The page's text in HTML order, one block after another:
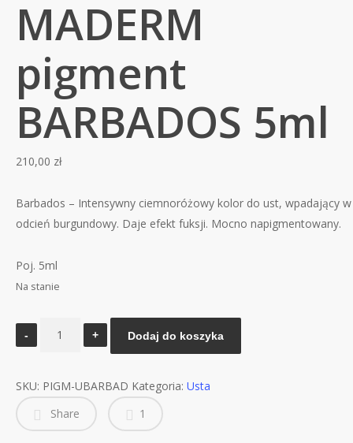
MADERM
pigment
BARBADOS 5ml
210,00 zł
Barbados – Intensywny ciemnoróżowy kolor do ust, wpadający w
odcień burgundowy. Daje efekt fuksji. Mocno napigmentowany.
Poj. 5ml
Na stanie
MADERM
BARBADOS
5ml
Dodaj do koszyka
SKU: PIGM-UBARBAD Kategoria: Usta
Share
1